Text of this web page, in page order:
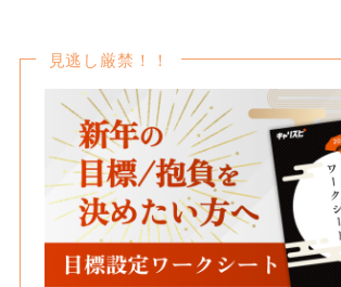
見逃し厳禁！！